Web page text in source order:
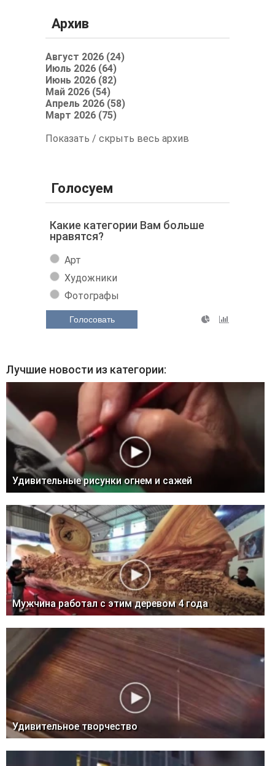
Архив
Август 2026 (24)
Июль 2026 (64)
Июнь 2026 (82)
Май 2026 (54)
Апрель 2026 (58)
Март 2026 (75)
Показать / скрыть весь архив
Голосуем
Какие категории Вам больше
нравятся?
Арт
Художники
Фотографы
Голосовать
Лучшие новости из категории:
Удивительные рисунки огнем и сажей
Мужчина работал с этим деревом 4 года
Удивительное творчество